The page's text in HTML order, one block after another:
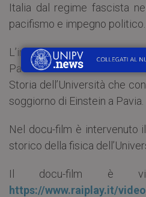
Italia dal regime fascista
pacifismo e impegno politico.
L’iniziativa ha ricevuto il
Pavia e ha visto coinvolto
Storia dell’Università che
soggiorno di Einstein a Pavia.
Nel docu-film è intervenuto
storico della fisica
Il docu-film è
https://www.raiplay.it/